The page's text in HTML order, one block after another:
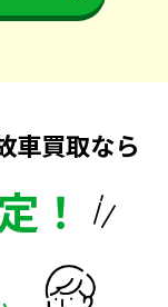
車買取なら
！